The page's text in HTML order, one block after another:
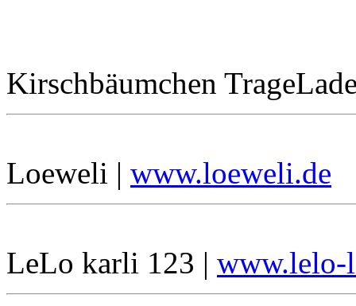
Kirschbäumchen
Loeweli | www.loeweli.de
LeLo karli 123 | www.lelo-